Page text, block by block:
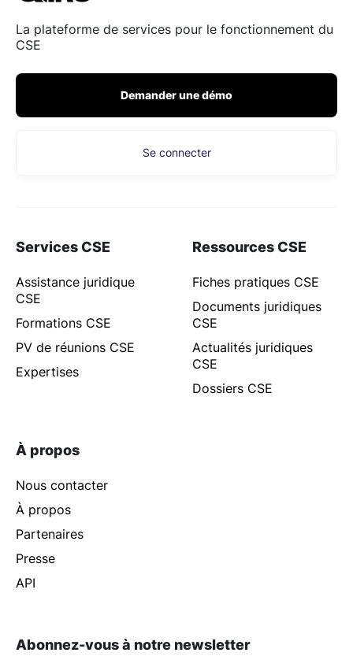
La plateforme de services pour le fonctionnement du
CSE
Demander une démo
Se connecter
Services CSE
Assistance juridique
CSE
Formations CSE
PV de réunions CSE
Expertises
Ressources CSE
Fiches pratiques CSE
Documents juridiques
CSE
Actualités juridiques
CSE
Dossiers CSE
À propos
Nous contacter
À propos
Partenaires
Presse
API
Abonnez-vous à notre newsletter